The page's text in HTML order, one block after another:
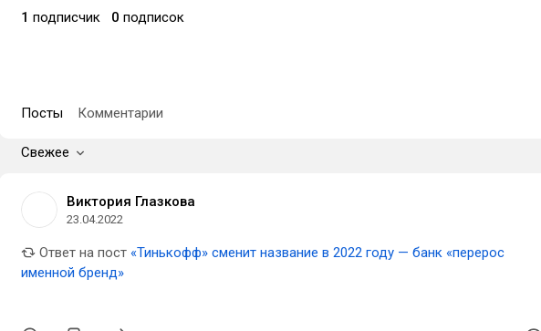
1 подписчик 0 подписок
Посты Комментарии
Свежее
Виктория Глазкова
23.04.2022
Ответ на пост «Тинькофф» сменит название в 2022 году — банк «перерос
именной бренд»